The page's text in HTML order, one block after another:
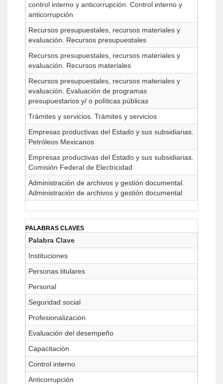
control interno y anticorrupción. Control interno y
anticorrupción
Recursos presupuestales, recursos materiales y
evaluación. Recursos presupuestales
Recursos presupuestales, recursos materiales y
evaluación. Recursos materiales
Recursos presupuestales, recursos materiales y
evaluación. Evaluación de programas
presupuestarios y/ o políticas públicas
Trámites y servicios. Trámites y servicios
Empresas productivas del Estado y sus subsidiarias.
Petróleos Mexicanos
Empresas productivas del Estado y sus subsidiarias.
Comisión Federal de Electricidad
Administración de archivos y gestión documental.
Administración de archivos y gestión documental
PALABRAS CLAVES
Palabra Clave
Instituciones
Personas titulares
Personal
Seguridad social
Profesionalización
Evaluación del desempeño
Capacitación
Control interno
Anticorrupción